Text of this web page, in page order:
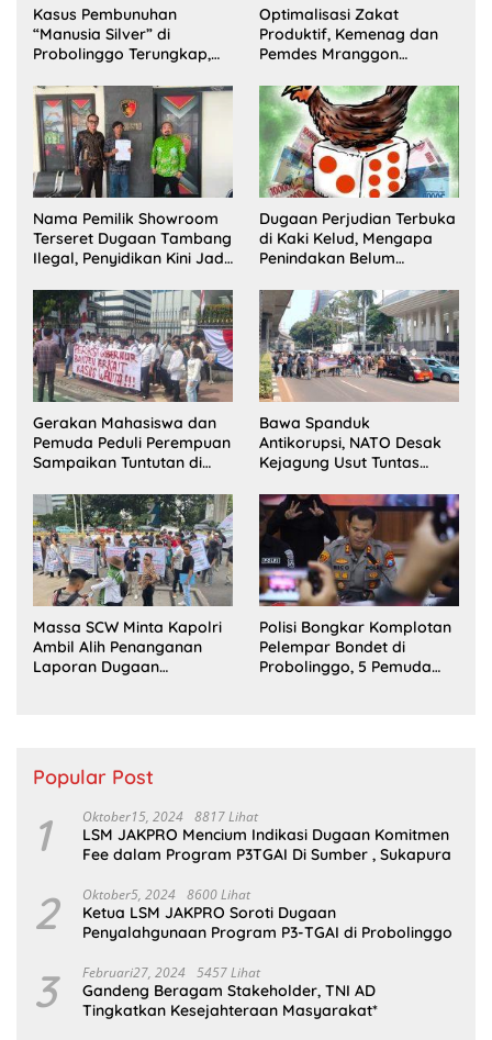
Kasus Pembunuhan
“Manusia Silver” di
Probolinggo Terungkap,
Satu Buron
Optimalisasi Zakat
Produktif, Kemenag dan
Pemdes Mranggon
Pelaksana Kampung
Zakat
Nama Pemilik Showroom
Terseret Dugaan Tambang
Ilegal, Penyidikan Kini Jadi
Dugaan Perjudian Terbuka
di Kaki Kelud, Mengapa
Penindakan Belum
Gerakan Mahasiswa dan
Pemuda Peduli Perempuan
Sampaikan Tuntutan di
Bawa Spanduk
Antikorupsi, NATO Desak
Kejagung Usut Tuntas
Massa SCW Minta Kapolri
Ambil Alih Penanganan
Laporan Dugaan
Polisi Bongkar Komplotan
Pelempar Bondet di
Probolinggo, 5 Pemuda
Popular Post
1 Oktober15, 2024 8817 Lihat
LSM JAKPRO Mencium Indikasi Dugaan Komitmen
Fee dalam Program P3TGAI Di Sumber , Sukapura
2 Oktober5, 2024 8600 Lihat
Ketua LSM JAKPRO Soroti Dugaan
Penyalahgunaan Program P3-TGAI di Probolinggo
3 Februari27, 2024 5457 Lihat
Gandeng Beragam Stakeholder, TNI AD
Tingkatkan Kesejahteraan Masyarakat*